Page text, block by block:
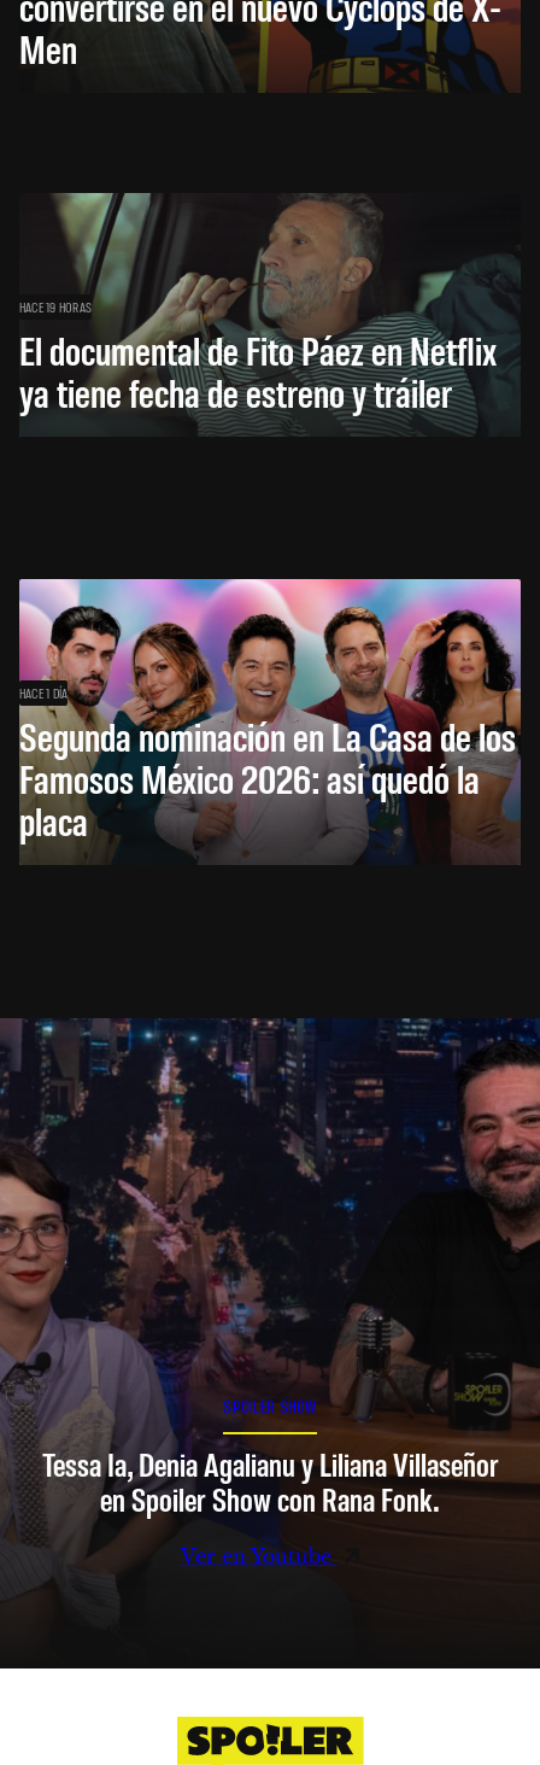
Men
HACE 19 HORAS
El documental de Fito Páez en Netflix
ya tiene fecha de estreno y tráiler
HACE 1 DÍA
Segunda nominación en La Casa de los
Famosos México 2026: así quedó la
placa
SPOILER SHOW
Tessa Ia, Denia Agalianu y Liliana Villaseñor
en Spoiler Show con Rana Fonk.
Ver en Youtube